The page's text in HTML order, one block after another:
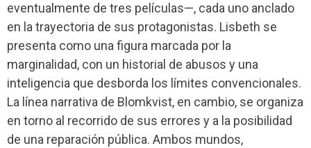
eventualmente de tres películas—, cada uno anclado
en la trayectoria de sus protagonistas. Lisbeth se
presenta como una figura marcada por la
marginalidad, con un historial de abusos y una
inteligencia que desborda los límites convencionales.
La línea narrativa de Blomkvist, en cambio, se organiza
en torno al recorrido de sus errores y a la posibilidad
de una reparación pública. Ambos mundos,